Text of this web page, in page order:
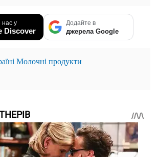
нас у
Discover
Додайте в
джерела Google
Молочні продукти